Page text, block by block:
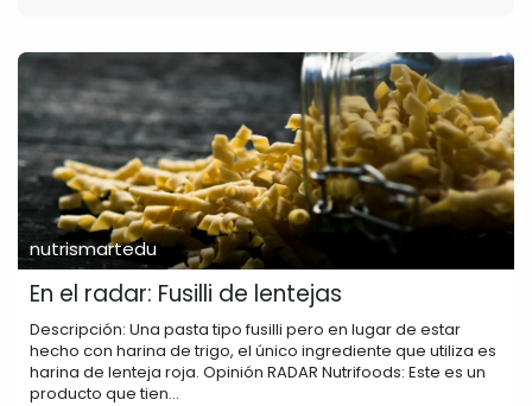
nutrismartedu
En el radar: Fusilli de lentejas
Descripción: Una pasta tipo fusilli pero en lugar de estar
hecho con harina de trigo, el único ingrediente que utiliza es
harina de lenteja roja. Opinión RADAR Nutrifoods: Este es un
producto que tien...